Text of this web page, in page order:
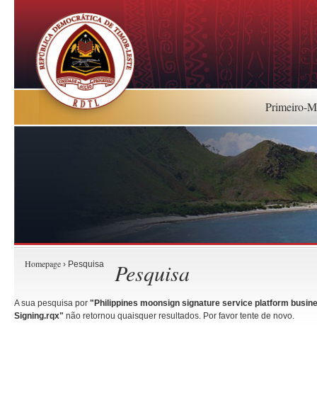
Primeiro-
Homepage › Pesquisa Pesquisa
A sua pesquisa por "Philippines moonsign signature service platform
Signing.rqx" não retornou quaisquer resultados. Por favor tente de novo.